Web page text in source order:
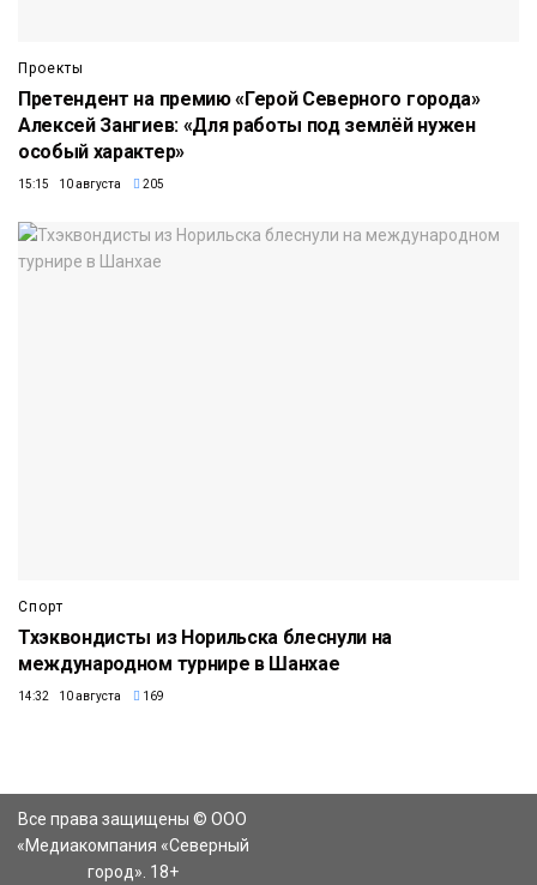
Проекты
Претендент на премию «Герой Северного города»
Алексей Зангиев: «Для работы под землёй нужен
особый характер»
15:15 10 августа 205
Спорт
Тхэквондисты из Норильска блеснули на
международном турнире в Шанхае
14:32 10 августа 169
Все права защищены © ООО
«Медиакомпания «Северный
город». 18+